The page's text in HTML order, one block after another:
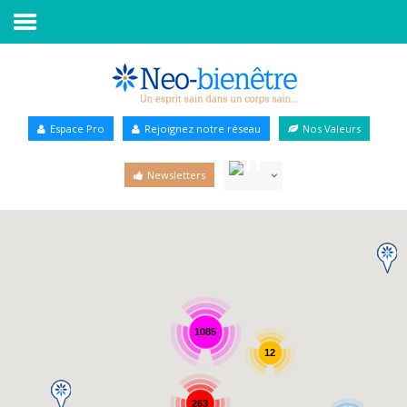
Annuaire Bien-être
Espace Pro Rejoignez notre réseau Nos Valeurs
Newsletters
1085
263
12